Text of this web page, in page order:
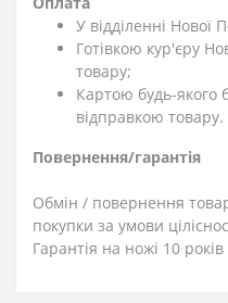
У відділенні
Готівкою кур'єру
товару;
Картою будь-якого
відправкою товару.
Повернення/гарантія
Обмін / повернення
покупки за умови
Гарантія на ножі 10 років